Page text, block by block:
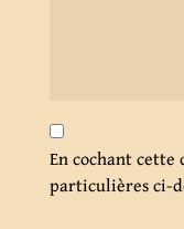
En cochant cette
particulières ci-